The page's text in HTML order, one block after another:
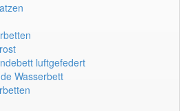
luftgefedert
Wasserbett